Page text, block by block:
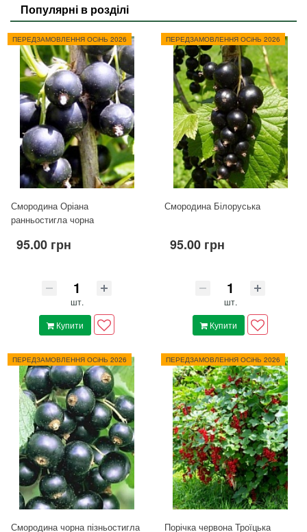
Популярні в розділі
ПЕРЕДЗАМОВЛЕННЯ ОСіНЬ 2026
Смородина Оріана
ранньостигла чорна
95.00 грн
шт.
Купити
ПЕРЕДЗАМОВЛЕННЯ ОСіНЬ 2026
Смородина Білоруська
95.00 грн
шт.
Купити
ПЕРЕДЗАМОВЛЕННЯ ОСіНЬ 2026
Смородина чорна пізньостигла
ПЕРЕДЗАМОВЛЕННЯ ОСіНЬ 2026
Порічка червона Троїцька